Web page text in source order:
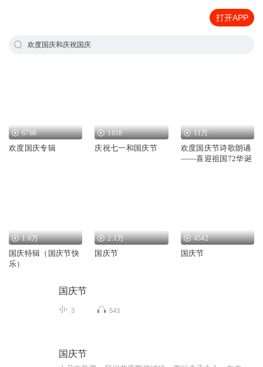
打开APP
欢度国庆和庆祝国庆
6788
欢度国庆专辑
1818
庆祝七一和国庆节
11万
欢度国庆节诗歌朗诵
——喜迎祖国72华诞
1.6万
国庆特辑（国庆节快
乐）
2.1万
国庆节
4542
国庆节
国庆节
3 543
国庆节